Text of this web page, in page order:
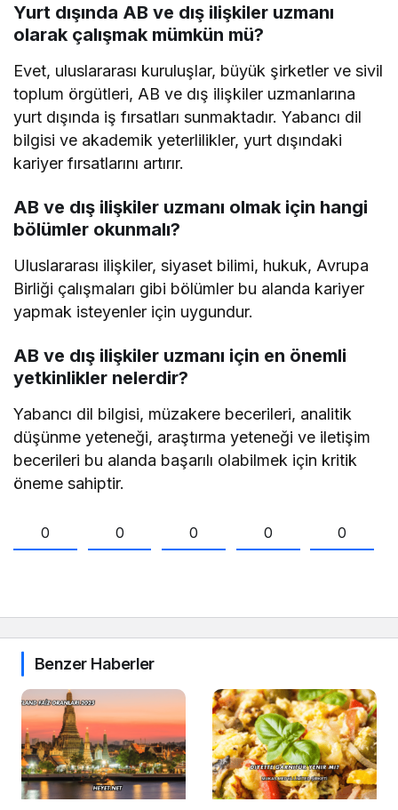
Yurt dışında AB ve dış ilişkiler uzmanı
olarak çalışmak mümkün mü?
Evet, uluslararası kuruluşlar, büyük şirketler ve sivil
toplum örgütleri, AB ve dış ilişkiler uzmanlarına
yurt dışında iş fırsatları sunmaktadır. Yabancı dil
bilgisi ve akademik yeterlilikler, yurt dışındaki
kariyer fırsatlarını artırır.
AB ve dış ilişkiler uzmanı olmak için hangi
bölümler okunmalı?
Uluslararası ilişkiler, siyaset bilimi, hukuk, Avrupa
Birliği çalışmaları gibi bölümler bu alanda kariyer
yapmak isteyenler için uygundur.
AB ve dış ilişkiler uzmanı için en önemli
yetkinlikler nelerdir?
Yabancı dil bilgisi, müzakere becerileri, analitik
düşünme yeteneği, araştırma yeteneği ve iletişim
becerileri bu alanda başarılı olabilmek için kritik
öneme sahiptir.
0 0 0 0 0
Benzer Haberler